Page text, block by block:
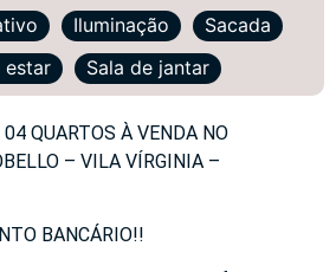
Iluminação
Sacada
estar
Sala de jantar
QUARTOS À VENDA NO
– VILA VÍRGINIA –
BANCÁRIO!!